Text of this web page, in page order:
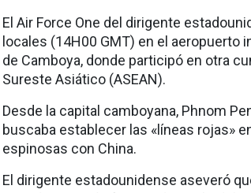
El Air Force One del dirigente
locales (14H00 GMT) en el aeropuerto
de Camboya, donde participó en otra
Sureste Asiático (ASEAN).
Desde la capital camboyana, Phnom
buscaba establecer las «líneas rojas»
espinosas con China.
El dirigente estadounidense aseveró